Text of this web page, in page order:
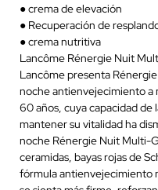
● crema de elevación
● Recuperación de
● crema nutritiva
Lancôme Rénergie Nuit
Lancôme presenta
noche antienvejecimiento a
60 años, cuya capacidad de
mantener su vitalidad ha
noche Rénergie Nuit Multi-
ceramidas, bayas rojas de
fórmula antienvejecimiento